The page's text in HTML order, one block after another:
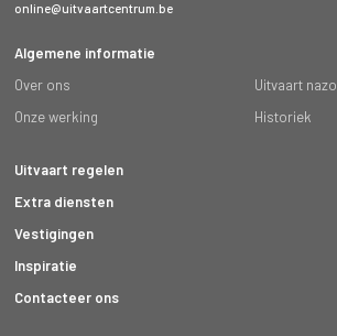
online@uitvaartcentrum.be
Algemene informatie
Over ons
Uitvaart
Onze werking
Historiek
Uitvaart regelen
Extra diensten
Vestigingen
Inspiratie
Contacteer ons